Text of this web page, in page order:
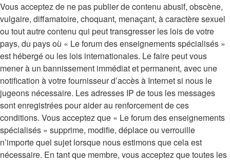
Vous acceptez de ne pas publier de contenu abusif, obscène,
vulgaire, diffamatoire, choquant, menaçant, à caractère sexuel
ou tout autre contenu qui peut transgresser les lois de votre
pays, du pays où « Le forum des enseignements spécialisés »
est hébergé ou les lois internationales. Le faire peut vous
mener à un bannissement immédiat et permanent, avec une
notification à votre fournisseur d’accès à Internet si nous le
jugeons nécessaire. Les adresses IP de tous les messages
sont enregistrées pour aider au renforcement de ces
conditions. Vous acceptez que « Le forum des enseignements
spécialisés » supprime, modifie, déplace ou verrouille
n’importe quel sujet lorsque nous estimons que cela est
nécessaire. En tant que membre, vous acceptez que toutes les